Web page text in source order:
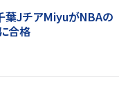
葉JチアMiyuがNBAの
合格